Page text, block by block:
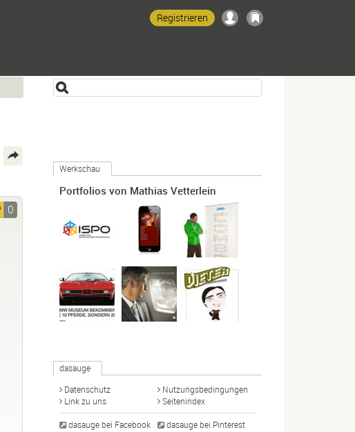
Registrieren
0
Werkschau
Portfolios von Mathias Vetterlein
dasauge
Datenschutz
Nutzungsbedingungen
Link zu uns
Seitenindex
dasauge bei Facebook dasauge bei Pinterest